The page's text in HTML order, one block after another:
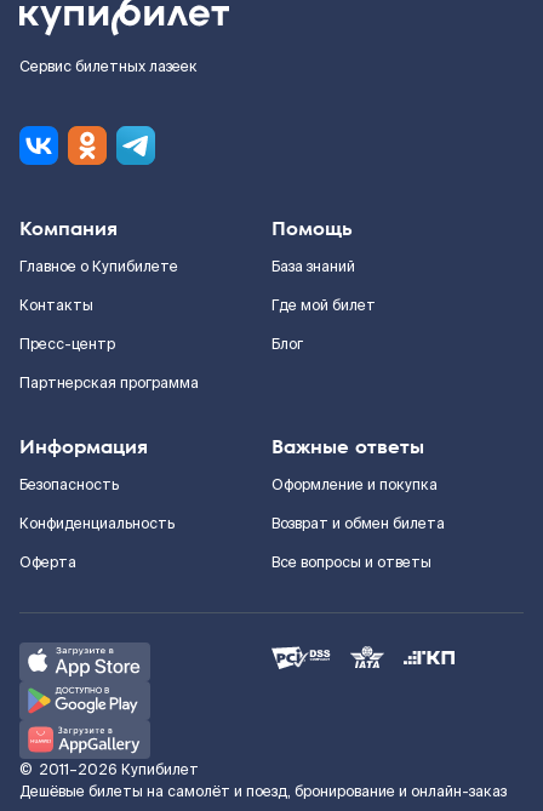
Сервис билетных лазеек
Компания
Главное о Купибилете
Контакты
Пресс-центр
Партнерская программа
Помощь
База знаний
Где мой билет
Блог
Информация
Безопасность
Конфиденциальность
Оферта
Важные ответы
Оформление и покупка
Возврат и обмен билета
Все вопросы и ответы
© 2011–2026 Купибилет
Дешёвые билеты на самолёт и поезд, бронирование и онлайн-заказ